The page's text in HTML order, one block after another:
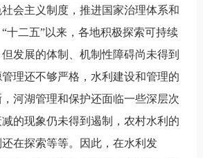
会主义制度，推进国家治理体系和
十二五”以来，各地积极探索可持续
发展的体制、机制性障碍尚未得到
理还不够严格，水利建设和管理的
河湖管理和保护还面临一些深层次
的现象仍未得到遏制，农村水利的
在探索等等。因此，在水利发